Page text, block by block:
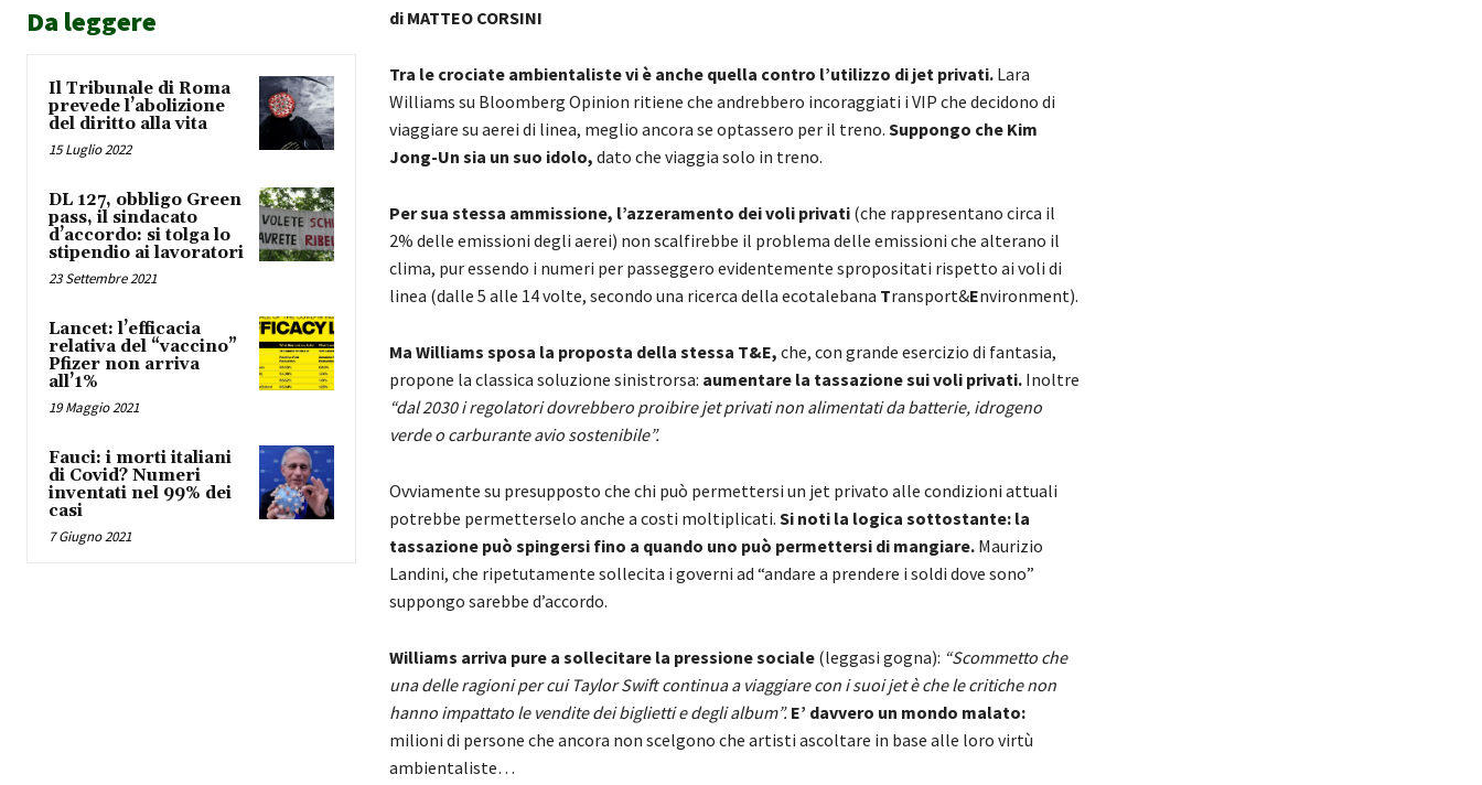
Da leggere
Il Tribunale di Roma
prevede l’abolizione
del diritto alla vita
15 Luglio 2022
DL 127, obbligo Green
pass, il sindacato
d’accordo: si tolga lo
stipendio ai lavoratori
23 Settembre 2021
Lancet: l’efficacia
relativa del “vaccino”
Pfizer non arriva
all’1%
19 Maggio 2021
Fauci: i morti italiani
di Covid? Numeri
inventati nel 99% dei
casi
7 Giugno 2021
di MATTEO CORSINI
Tra le crociate ambientaliste vi è anche quella contro l’utilizzo di jet privati.Lara
Williams su Bloomberg Opinion ritiene che andrebbero incoraggiati i VIP che decidono di
viaggiare su aerei di linea, meglio ancora se optassero per il treno. Suppongo che Kim
Jong-Un sia un suo idolo, dato che viaggia solo in treno.
Per sua stessa ammissione, l’azzeramento dei voli privati(che rappresentano circa il
2% delle emissioni degli aerei) non scalfirebbe il problema delle emissioni che alterano il
clima, pur essendo i numeri per passeggero evidentemente spropositati rispetto ai voli di
linea (dalle 5 alle 14 volte, secondo una ricerca della ecotalebana Transport&Environment).
Ma Williams sposa la proposta della stessa T&E, che, con grande esercizio di fantasia,
propone la classica soluzione sinistrorsa: aumentare la tassazione sui voli privati.Inoltre
“dal 2030 i regolatori dovrebbero proibire jet privati non alimentati da batterie, idrogeno
verde o carburante avio sostenibile”.
Ovviamente su presupposto che chi può permettersi un jet privato alle condizioni attuali
potrebbe permetterselo anche a costi moltiplicati. Si noti la logica sottostante: la
tassazione può spingersi fino a quando uno può permettersi di mangiare.Maurizio
Landini, che ripetutamente sollecita i governi ad “andare a prendere i soldi dove sono”
suppongo sarebbe d’accordo.
Williams arriva pure a sollecitare la pressione sociale(leggasi gogna): “Scommetto che
una delle ragioni per cui Taylor Swift continua a viaggiare con i suoi jet è che le critiche non
hanno impattato le vendite dei biglietti e degli album”. E’ davvero un mondo malato:
milioni di persone che ancora non scelgono che artisti ascoltare in base alle loro virtù
ambientaliste…